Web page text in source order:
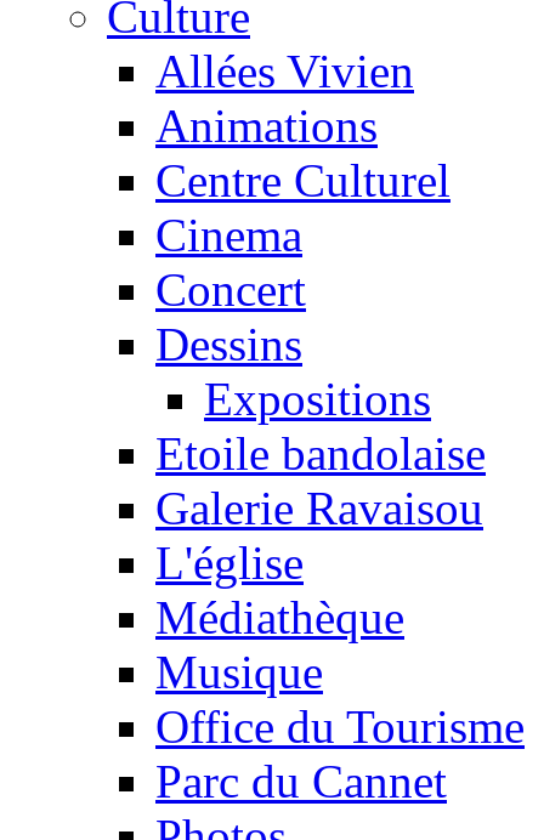
Culture
Allées Vivien
Animations
Centre Culturel
Cinema
Concert
Dessins
Expositions
Etoile bandolaise
Galerie Ravaisou
L'église
Médiathèque
Musique
Office du Tourisme
Parc du Cannet